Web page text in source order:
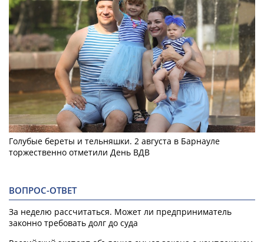
Голубые береты и тельняшки. 2 августа в Барнауле
торжественно отметили День ВДВ
ВОПРОС-ОТВЕТ
За неделю рассчитаться. Может ли предприниматель
законно требовать долг до суда